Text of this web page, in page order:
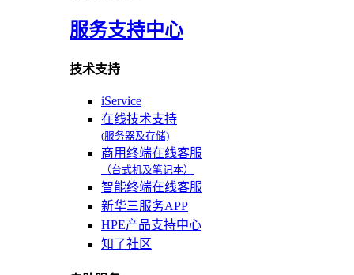
服务支持中心
技术支持
iService
在线技术支持
(服务器及存储)
商用终端在线客服
（台式机及笔记本）
智能终端在线客服
新华三服务APP
HPE产品支持中心
知了社区